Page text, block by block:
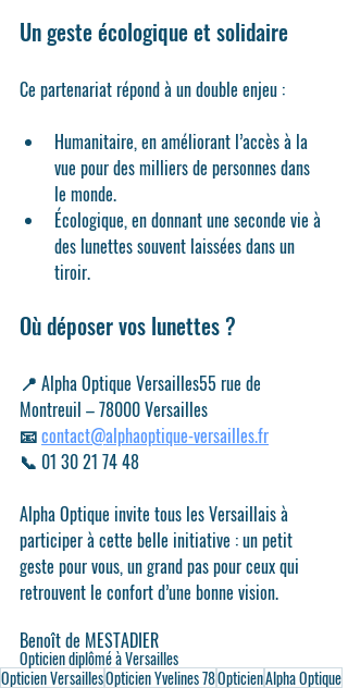
Un geste écologique et solidaire
Ce partenariat répond à un double enjeu :
Humanitaire, en améliorant l’accès à la
vue pour des milliers de personnes dans
le monde.
Écologique, en donnant une seconde vie à
des lunettes souvent laissées dans un
tiroir.
Où déposer vos lunettes ?
📍 Alpha Optique Versailles55 rue de
Montreuil – 78000 Versailles
📧 contact@alphaoptique-versailles.fr
📞 01 30 21 74 48
Alpha Optique invite tous les Versaillais à
participer à cette belle initiative : un petit
geste pour vous, un grand pas pour ceux qui
retrouvent le confort d’une bonne vision.
Benoît de MESTADIER
Opticien diplômé à Versailles
Opticien VersaillesOpticien Yvelines 78OpticienAlpha Optique